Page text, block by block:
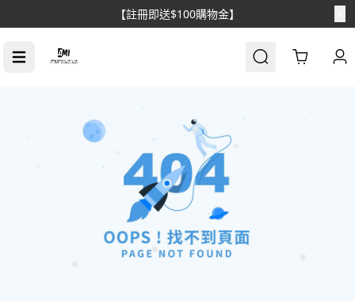
【註冊即送$100購物金】
Cart